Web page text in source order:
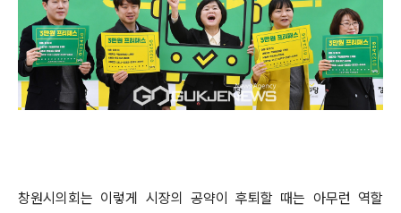
창원시의회는 이렇게 시장의 공약이 후퇴할 때는 아무런 역할